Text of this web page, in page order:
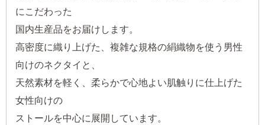
にこだわった
国内生産品をお届けします。
高密度に織り上げた、複雑な規格の絹織物を使う男性
向けのネクタイと、
天然素材を軽く、柔らかで心地よい肌触りに仕上げた
女性向けの
ストールを中心に展開しています。